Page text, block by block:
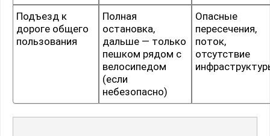
Подъезд к
дороге общего
пользования
Полная
остановка,
дальше — только
пешком рядом с
велосипедом
(если
небезопасно)
Опасные
пересечения,
поток,
отсутствие